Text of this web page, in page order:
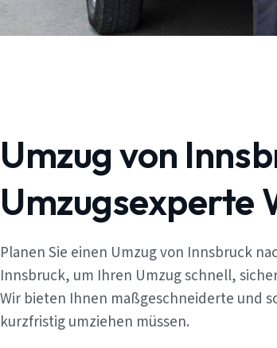
Umzug von
Umzugsexperte
Planen Sie einen Umzug von Innsbruck
Innsbruck, um Ihren Umzug schnell,
Wir bieten Ihnen maßgeschneiderte und
kurzfristig umziehen müssen.